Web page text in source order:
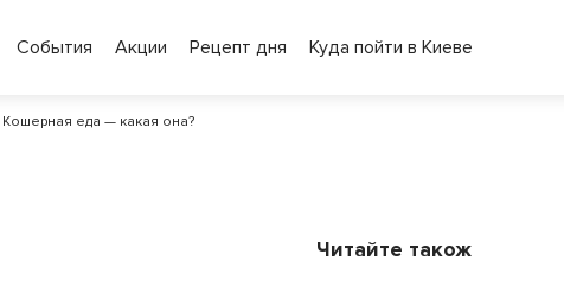
События Акции Рецепт дня Куда пойти в Киеве
Кошерная еда — какая она?
Читайте також